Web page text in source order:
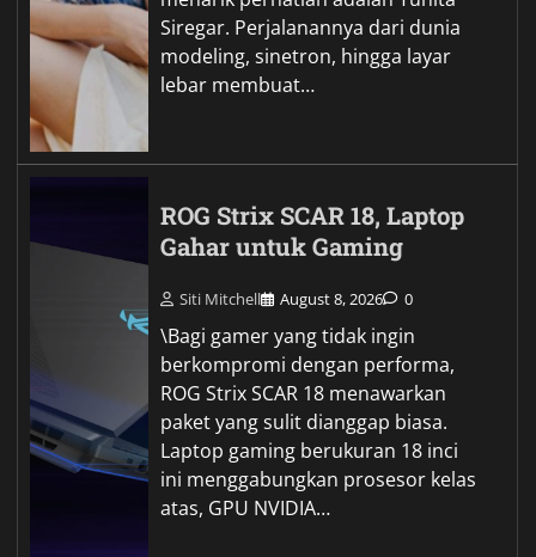
Siregar. Perjalanannya dari dunia
modeling, sinetron, hingga layar
lebar membuat…
ROG Strix SCAR 18, Laptop
Gahar untuk Gaming
Siti Mitchell August 8, 2026 0
\Bagi gamer yang tidak ingin
berkompromi dengan performa,
ROG Strix SCAR 18 menawarkan
paket yang sulit dianggap biasa.
Laptop gaming berukuran 18 inci
ini menggabungkan prosesor kelas
atas, GPU NVIDIA…